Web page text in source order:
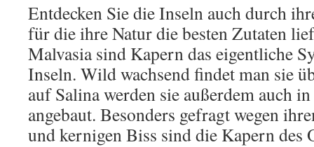
Entdecken Sie die Inseln auch durch
für die ihre Natur die besten Zutaten
Malvasia sind Kapern das eigentliche
Inseln. Wild wachsend findet man sie
auf Salina werden sie außerdem auch
angebaut. Besonders gefragt wegen
und kernigen Biss sind die Kapern des